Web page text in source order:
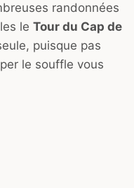
randonnées
le Tour du Cap de
puisque pas
le souffle vous